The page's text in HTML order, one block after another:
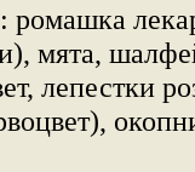
мята,
лепестки